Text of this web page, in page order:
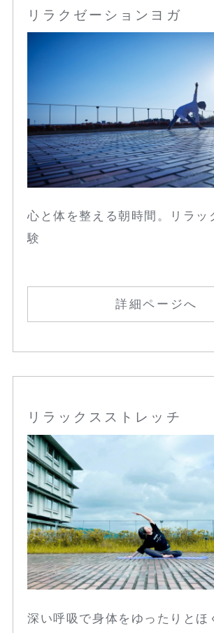
リラクゼーションヨガ
心と体を整える朝時間。リラッ
験
詳細ページへ
リラックスストレッチ
深い呼吸で身体をゆったりとほ